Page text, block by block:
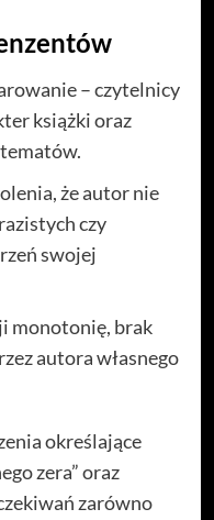
– czytelnicy
książki oraz
że autor nie
czy
swojej
monotonię, brak
autora własnego
określające
zera” oraz
zarówno